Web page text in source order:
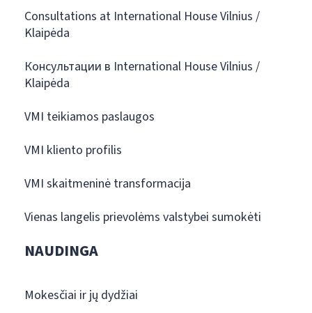
Consultations at International House Vilnius /
Klaipėda
Консультации в International House Vilnius /
Klaipėda
VMI teikiamos paslaugos
VMI kliento profilis
VMI skaitmeninė transformacija
Vienas langelis prievolėms valstybei sumokėti
NAUDINGA
Mokesčiai ir jų dydžiai